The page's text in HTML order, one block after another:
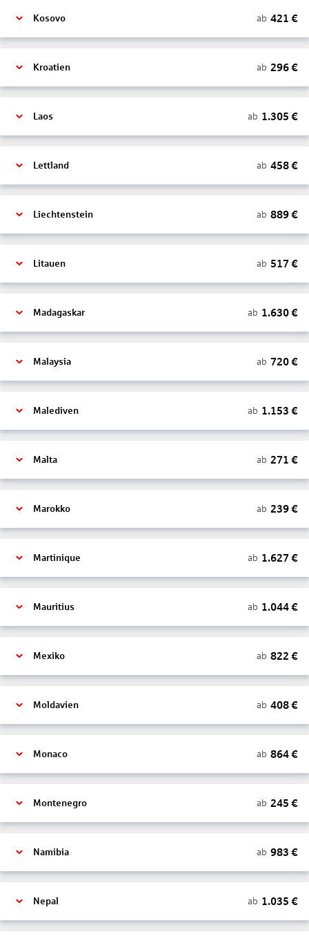
Kosovo ab 421 €
Kroatien ab 296€
Laos ab 1.305 €
Lettland ab 458€
Liechtenstein ab 889€
Litauen ab 517 €
Madagaskar ab 1.630€
Malaysia ab 720€
Malediven ab 1.153 €
Malta ab 271 €
Marokko ab 239€
Martinique ab 1.627 €
Mauritius ab 1.044€
Mexiko ab 822 €
Moldavien ab 408€
Monaco ab 864€
Montenegro ab 245 €
Namibia ab 983 €
Nepal ab 1.035 €